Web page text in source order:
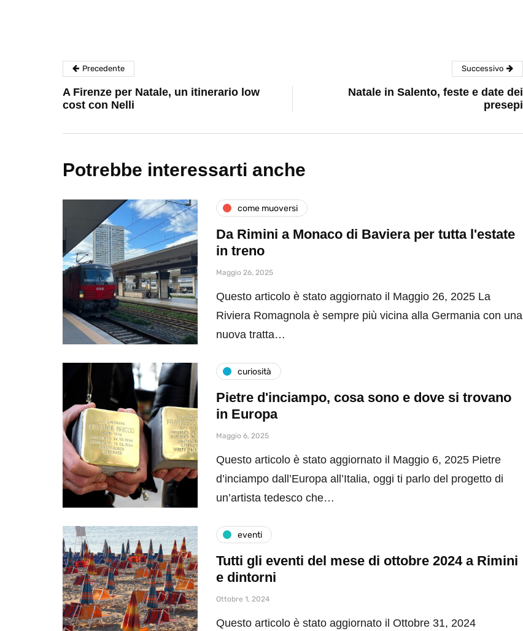
Precedente
A Firenze per Natale, un itinerario low
cost con Nelli
Successivo
Natale in Salento, feste e date dei
presepi
Potrebbe interessarti anche
come muoversi
Da Rimini a Monaco di Baviera per tutta l'estate
in treno
Maggio 26, 2025
Questo articolo è stato aggiornato il Maggio 26, 2025 La
Riviera Romagnola è sempre più vicina alla Germania con una
nuova tratta…
curiosità
Pietre d'inciampo, cosa sono e dove si trovano
in Europa
Maggio 6, 2025
Questo articolo è stato aggiornato il Maggio 6, 2025 Pietre
d’inciampo dall’Europa all’Italia, oggi ti parlo del progetto di
un’artista tedesco che…
eventi
Tutti gli eventi del mese di ottobre 2024 a Rimini
e dintorni
Ottobre 1, 2024
Questo articolo è stato aggiornato il Ottobre 31, 2024